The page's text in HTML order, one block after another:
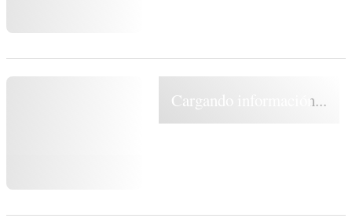
Cargando información...